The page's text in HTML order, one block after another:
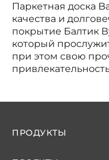
Паркетная доска
качества и
покрытие Балтик
который
при этом свою
ПРОДУКТЫ